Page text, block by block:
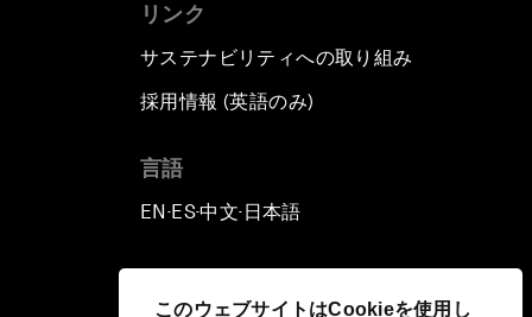
このウェブサイトはCookieを使用し
リンク
サステナビリティへの取り組み
採用情報 (英語のみ)
言語
EN ▪ES▪中文▪ 日本語